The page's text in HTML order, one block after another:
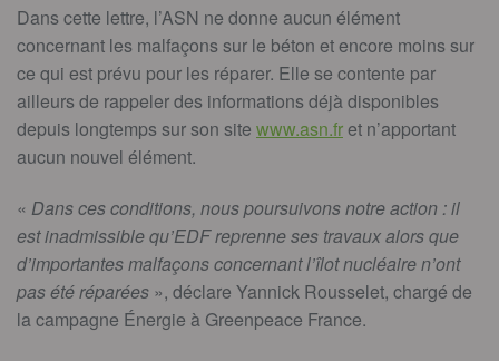
Dans cette lettre, l’ASN ne donne aucun élément
concernant les malfaçons sur le béton et encore moins sur
ce qui est prévu pour les réparer. Elle se contente par
ailleurs de rappeler des informations déjà disponibles
depuis longtemps sur son site www.asn.fret n’apportant
aucun nouvel élément.
« Dans ces conditions, nous poursuivons notre action : il
est inadmissible qu’EDF reprenne ses travaux alors que
d’importantes malfaçons concernant l’îlot nucléaire n’ont
pas été réparées », déclare Yannick Rousselet, chargé de
la campagne Énergie à Greenpeace France.